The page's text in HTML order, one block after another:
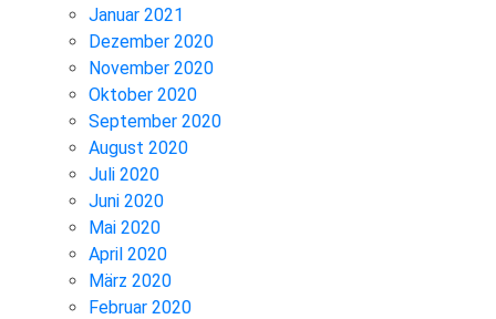
Januar 2021
Dezember 2020
November 2020
Oktober 2020
September 2020
August 2020
Juli 2020
Juni 2020
Mai 2020
April 2020
März 2020
Februar 2020